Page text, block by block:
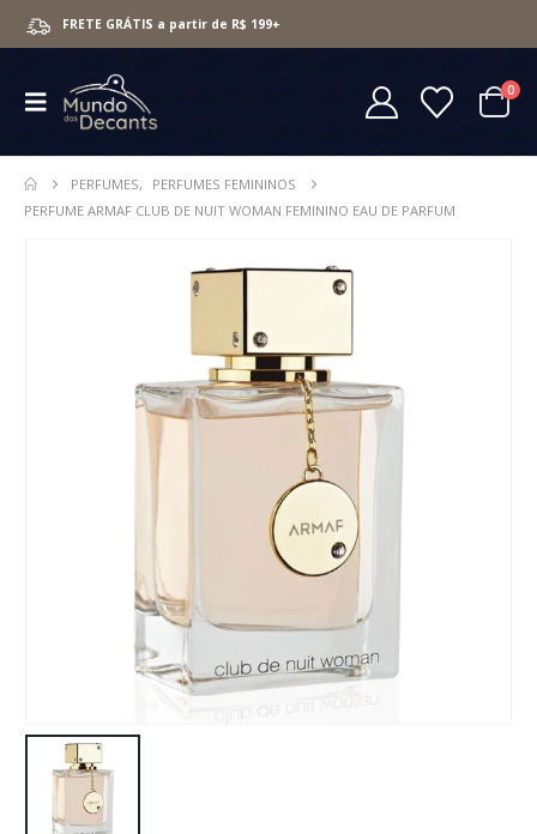
FRETE GRÁTIS a partir de R$ 199+
0
PERFUMES,
PERFUMES FEMININOS
PERFUME ARMAF CLUB DE NUIT WOMAN FEMININO EAU DE PARFUM